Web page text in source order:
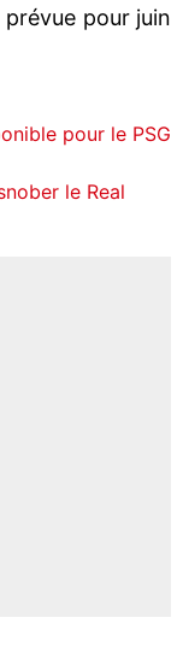
pour juin
pour le PSG
le Real